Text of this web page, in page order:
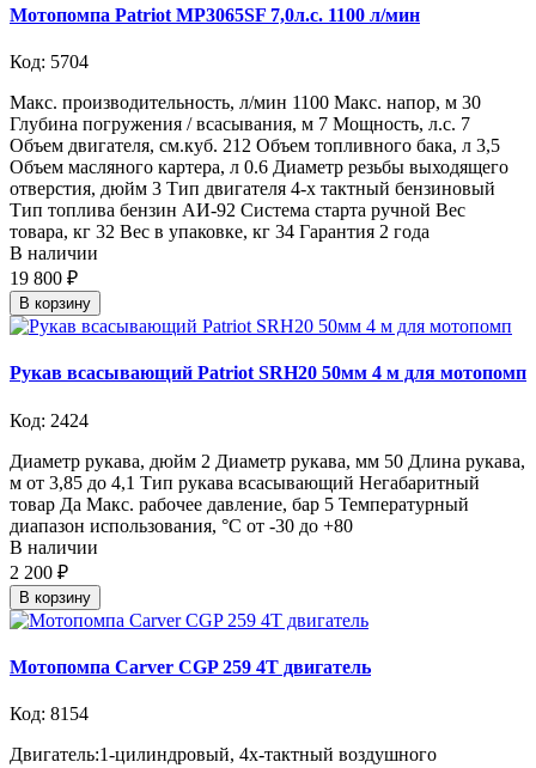
Мотопомпа Patriot MP3065SF 7,0л.с. 1100 л/мин
Код: 5704
Макс. производительность, л/мин 1100 Макс. напор, м 30
Глубина погружения / всасывания, м 7 Мощность, л.с. 7
Объем двигателя, см.куб. 212 Объем топливного бака, л 3,5
Объем масляного картера, л 0.6 Диаметр резьбы выходящего
отверстия, дюйм 3 Тип двигателя 4-х тактный бензиновый
Тип топлива бензин АИ-92 Система старта ручной Вес
товара, кг 32 Вес в упаковке, кг 34 Гарантия 2 года
В наличии
19 800 ₽
В корзину
Рукав всасывающий Patriot SRH20 50мм 4 м для мотопомп
Код: 2424
Диаметр рукава, дюйм 2 Диаметр рукава, мм 50 Длина рукава,
м от 3,85 до 4,1 Тип рукава всасывающий Негабаритный
товар Да Макс. рабочее давление, бар 5 Температурный
диапазон использования, °С от -30 до +80
В наличии
2 200 ₽
В корзину
Мотопомпа Carver CGP 259 4Т двигатель
Код: 8154
Двигатель:1-цилиндровый, 4х-тактный воздушного